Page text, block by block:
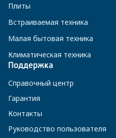
Плиты
Встраиваемая техника
Малая бытовая техника
Климатическая техника
Поддержка
Справочный центр
Гарантия
Контакты
Руководство пользователя